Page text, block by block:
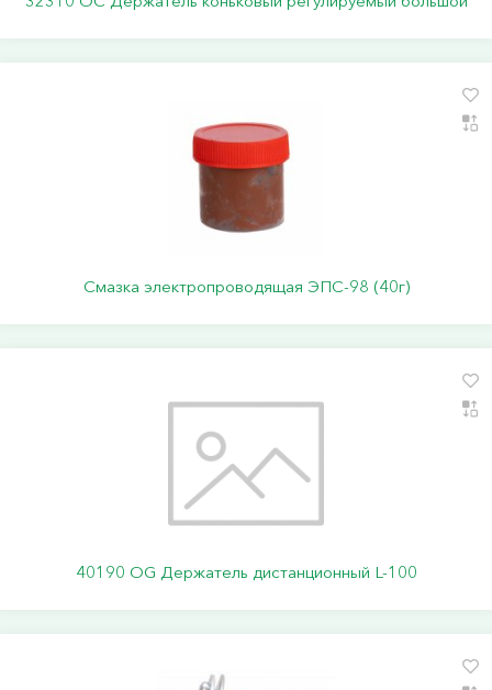
Смазка электропроводящая ЭПС-98 (40г)
40190 ОG Держатель дистанционный L-100